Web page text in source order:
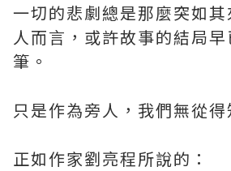
一切的悲劇總是那麼突如
人而言，或許故事的結局
筆。
只是作為旁人，我們無從得
正如作家劉亮程所說的：